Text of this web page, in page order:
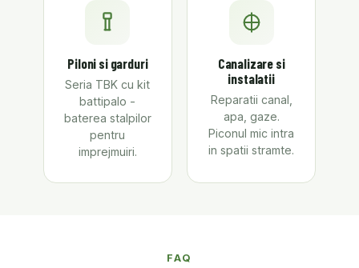
Piloni si garduri
Seria TBK cu kit
battipalo -
baterea stalpilor
pentru
imprejmuiri.
Canalizare si
instalatii
Reparatii canal,
apa, gaze.
Piconul mic intra
in spatii stramte.
FAQ